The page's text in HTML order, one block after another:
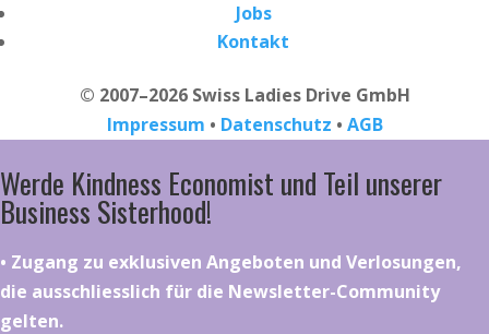
Jobs
Kontakt
© 2007–2026 Swiss Ladies Drive GmbH
Impressum • Datenschutz • AGB
Werde Kindness Economist und Teil unserer
Business Sisterhood!
•⁠ ⁠⁠Zugang zu exklusiven Angeboten und Verlosungen,
die ausschliesslich für die Newsletter-Community
gelten.